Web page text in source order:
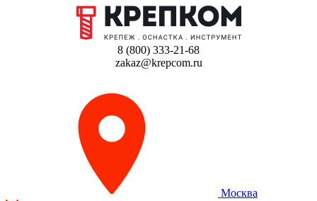
8 (800) 333-21-68
zakaz@krepcom.ru
Москва